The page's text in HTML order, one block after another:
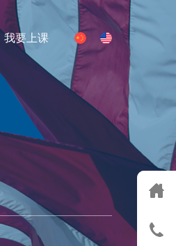
我要上课